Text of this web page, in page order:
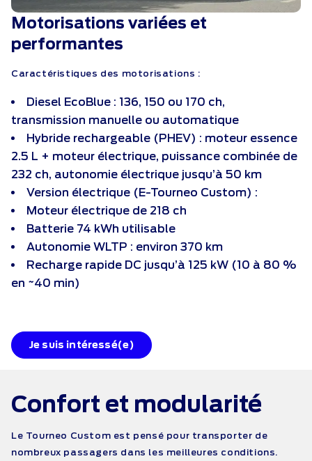
Motorisations variées et
performantes
Caractéristiques des motorisations :
Diesel EcoBlue : 136, 150 ou 170 ch,
transmission manuelle ou automatique
Hybride rechargeable (PHEV) : moteur essence
2.5 L + moteur électrique, puissance combinée de
232 ch, autonomie électrique jusqu’à 50 km
Version électrique (E-Tourneo Custom) :
Moteur électrique de 218 ch
Batterie 74 kWh utilisable
Autonomie WLTP : environ 370 km
Recharge rapide DC jusqu’à 125 kW (10 à 80 %
en ~40 min)
Je suis intéressé(e)
Confort et modularité
Le Tourneo Custom est pensé pour transporter de
nombreux passagers dans les meilleures conditions.